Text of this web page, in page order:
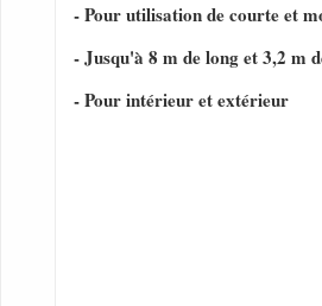
- Pour utilisation de courte et
- Jusqu'à 8 m de long et 3,2 m
- Pour intérieur et extérieur